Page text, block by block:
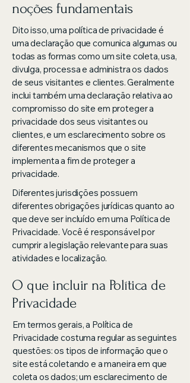
noções fundamentais
Dito isso, uma política de privacidade é
uma declaração que comunica algumas ou
todas as formas como um site coleta, usa,
divulga, processa e administra os dados
de seus visitantes e clientes. Geralmente
inclui também uma declaração relativa ao
compromisso do site em proteger a
privacidade dos seus visitantes ou
clientes, e um esclarecimento sobre os
diferentes mecanismos que o site
implementa a fim de proteger a
privacidade.
Diferentes jurisdições possuem
diferentes obrigações jurídicas quanto ao
que deve ser incluído em uma Política de
Privacidade. Você é responsável por
cumprir a legislação relevante para suas
atividades e localização.
O que incluir na Política de
Privacidade
Em termos gerais, a Política de
Privacidade costuma regular as seguintes
questões: os tipos de informação que o
site está coletando e a maneira em que
coleta os dados; um esclarecimento de